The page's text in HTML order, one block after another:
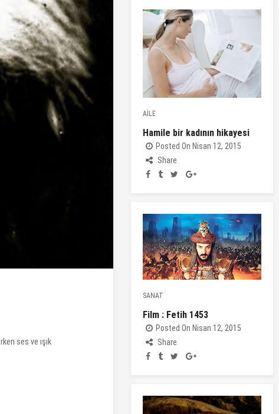
ses ve ışık
AİLE
Hamile bir kadının hikayesi
Posted On Nisan 12, 2015
Share
SANAT
Film : Fetih 1453
Posted On Nisan 12, 2015
Share